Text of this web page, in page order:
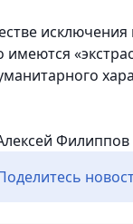
исключения
имеются
Филиппов